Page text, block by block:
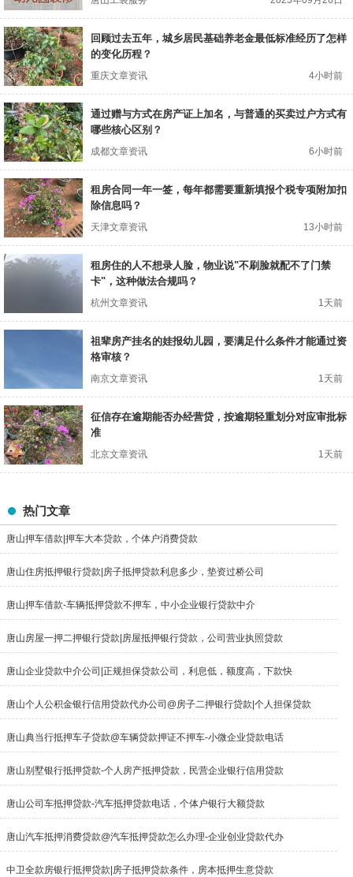
回顾过去五年，城乡居民基础养老金最低标准经历了怎样
的变化历程？
重庆文章资讯 4小时前
通过赠与方式在房产证上加名，与普通的买卖过户方式有
哪些核心区别？
成都文章资讯 6小时前
租房合同一年一签，每年都需要重新填报个税专项附加扣
除信息吗？
天津文章资讯 13小时前
租房住的人不想录人脸，物业说"不刷脸就配不了门禁
卡"，这种做法合规吗？
杭州文章资讯 1天前
祖辈房产挂名的娃报幼儿园，要满足什么条件才能通过资
格审核？
南京文章资讯 1天前
征信存在逾期能否办经营贷，按逾期轻重划分对应审批标
准
北京文章资讯 1天前
热门文章
唐山押车借款|押车大本贷款，个体户消费贷款
唐山住房抵押银行贷款|房子抵押贷款利息多少，垫资过桥公司
唐山押车借款-车辆抵押贷款不押车，中小企业银行贷款中介
唐山房屋一押二押银行贷款|房屋抵押银行贷款，公司营业执照贷款
唐山企业贷款中介公司|正规担保贷款公司，利息低，额度高，下款快
唐山个人公积金银行信用贷款代办公司@房子二押银行贷款|个人担保贷款
唐山典当行抵押车子贷款@车辆贷款押证不押车-小微企业贷款电话
唐山别墅银行抵押贷款-个人房产抵押贷款，民营企业银行信用贷款
唐山公司车抵押贷款-汽车抵押贷款电话，个体户银行大额贷款
唐山汽车抵押消费贷款@汽车抵押贷款怎么办理-企业创业贷款代办
中卫全款房银行抵押贷款|房子抵押贷款条件，房本抵押生意贷款